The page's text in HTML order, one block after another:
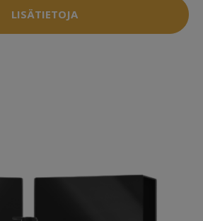
LISÄTIETOJA